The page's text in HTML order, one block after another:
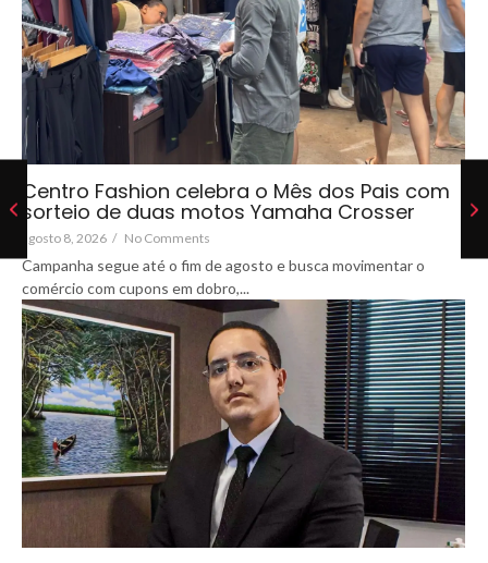
Centro Fashion celebra o Mês dos Pais com
sorteio de duas motos Yamaha Crosser
agosto 8, 2026 / No Comments
Campanha segue até o fim de agosto e busca movimentar o
comércio com cupons em dobro,...